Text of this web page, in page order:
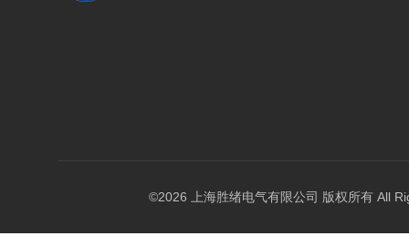
©2026 上海胜绪电气有限公司 版权所有 All